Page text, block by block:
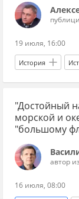
19 июля, 16:00
История
Донбасс
фильм
авиация
КГБ
"Достойный
морской и
"большому
автор
16 июля, 08:00